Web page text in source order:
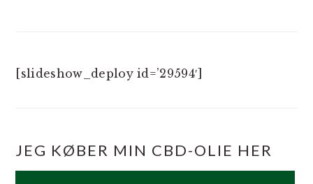
[slideshow_deploy id=’29594′]
JEG KØBER MIN CBD-OLIE HER